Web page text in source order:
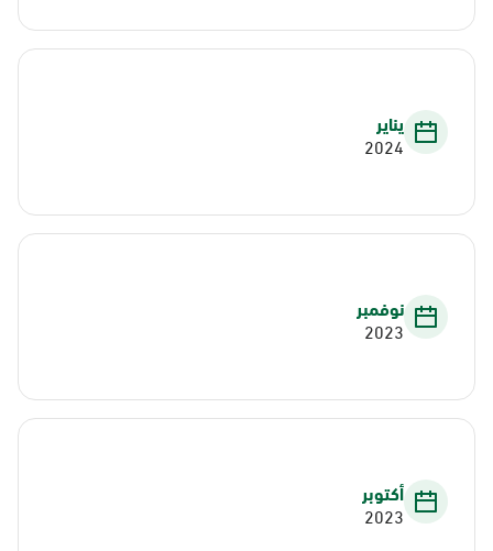
يناير
2024
نوفمبر
2023
أكتوبر
2023